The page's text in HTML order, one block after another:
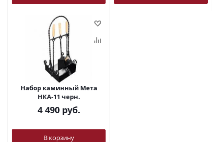
Набор каминный Мета
НКА-11 черн.
4 490руб.
В корзину